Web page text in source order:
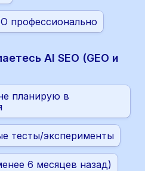
профессионально
AI SEO (GEO и
планирую в
тесты/эксперименты
6 месяцев назад)